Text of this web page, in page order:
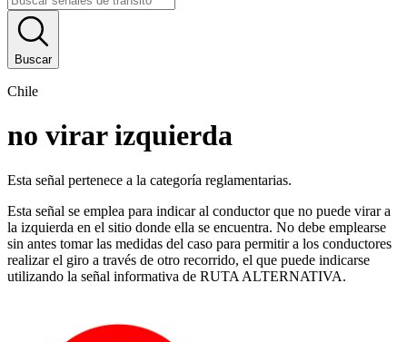
Buscar
Chile
no virar izquierda
Esta señal pertenece a la categoría reglamentarias.
Esta señal se emplea para indicar al conductor que no puede virar a
la izquierda en el sitio donde ella se encuentra. No debe emplearse
sin antes tomar las medidas del caso para permitir a los conductores
realizar el giro a través de otro recorrido, el que puede indicarse
utilizando la señal informativa de RUTA ALTERNATIVA.